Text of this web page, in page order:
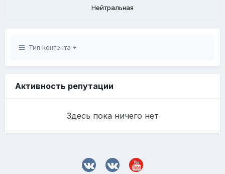
Нейтральная
Тип контента
Активность репутации
Здесь пока ничего нет